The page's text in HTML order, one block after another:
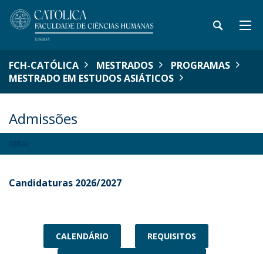
FCH-CATÓLICA MESTRADOS
PROGRAMAS
MESTRADO EM ESTUDOS ASIÁTICOS
Admissões
Candidaturas 2026/2027
CALENDÁRIO REQUISITOS